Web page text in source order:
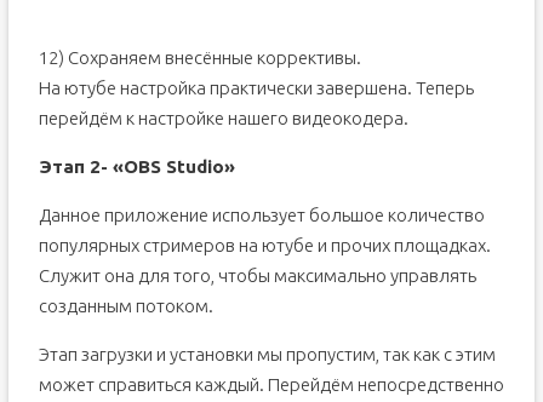
12) Сохраняем внесённые коррективы.
На ютубе настройка практически завершена. Теперь
перейдём к настройке нашего видеокодера.
Этап 2- «OBS Studio»
Данное приложение использует большое количество
популярных стримеров на ютубе и прочих площадках.
Служит она для того, чтобы максимально управлять
созданным потоком.
Этап загрузки и установки мы пропустим, так как с этим
может справиться каждый. Перейдём непосредственно